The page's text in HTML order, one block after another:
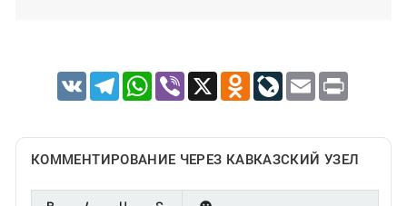
VK TelegramWhatsApp
Viber X Odnoklassniki
LiveJournal
Email Print
КОММЕНТИРОВАНИЕ ЧЕРЕЗ КАВКАЗСКИЙ УЗЕЛ